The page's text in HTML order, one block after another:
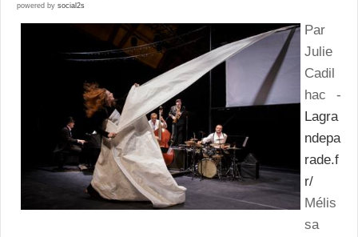
powered by social2s
Par
Julie
Cadil
hac -
Lagra
ndepa
rade.f
r/
Mélis
sa